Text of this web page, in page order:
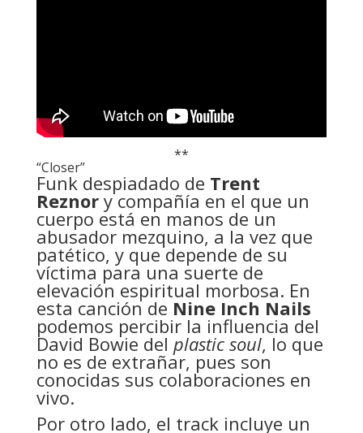
**
“Closer”
Funk despiadado de Trent
Reznory compañía en el que un
cuerpo está en manos de un
abusador mezquino, a la vez que
patético, y que depende de su
víctima para una suerte de
elevación espiritual morbosa. En
esta canción de Nine Inch Nails
podemos percibir la influencia del
David Bowie del plastic soul, lo que
no es de extrañar, pues son
conocidas sus colaboraciones en
vivo.
Por otro lado, el track incluye un